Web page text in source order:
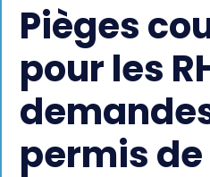
Pièges
pour les
permis